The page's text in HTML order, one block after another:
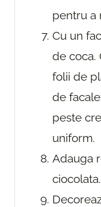
pentru a
Cu un
de coca.
folii de
de
peste
uniform.
Adauga
ciocolata.